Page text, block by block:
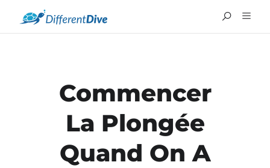
Commencer
La Plongée
Quand On A